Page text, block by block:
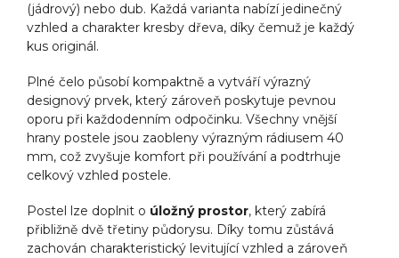
(jádrový) nebo dub. Každá varianta nabízí jedinečný
vzhled a charakter kresby dřeva, díky čemuž je každý
kus originál.
Plné čelo působí kompaktně a vytváří výrazný
designový prvek, který zároveň poskytuje pevnou
oporu při každodenním odpočinku. Všechny vnější
hrany postele jsou zaobleny výrazným rádiusem 40
mm, což zvyšuje komfort při používání a podtrhuje
celkový vzhled postele.
Postel lze doplnit o úložný prostor, který zabírá
přibližně dvě třetiny půdorysu. Díky tomu zůstává
zachován charakteristický levitující vzhled a zároveň